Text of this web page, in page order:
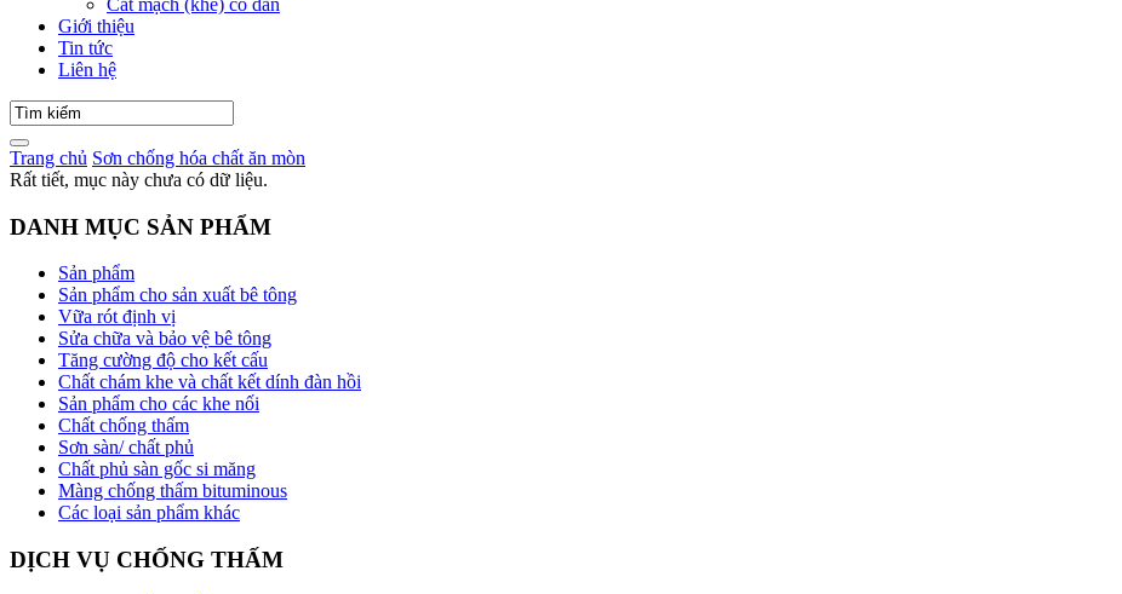
Cắt mạch (khe) co dãn
Giới thiệu
Tin tức
Liên hệ
Trang chủ Sơn chống hóa chất ăn mòn
Rất tiết, mục này chưa có dữ liệu.
DANH MỤC SẢN PHẨM
Sản phẩm
Sản phẩm cho sản xuất bê tông
Vữa rót định vị
Sửa chữa và bảo vệ bê tông
Tăng cường độ cho kết cấu
Chất chám khe và chất kết dính đàn hồi
Sản phẩm cho các khe nối
Chất chống thấm
Sơn sàn/ chất phủ
Chất phủ sàn gốc si măng
Màng chống thấm bituminous
Các loại sản phẩm khác
DỊCH VỤ CHỐNG THẤM